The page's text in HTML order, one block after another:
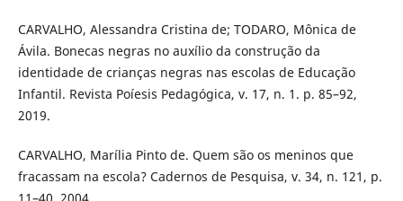
CARVALHO, Alessandra Cristina de; TODARO, Mônica de
Ávila. Bonecas negras no auxílio da construção da
identidade de crianças negras nas escolas de Educação
Infantil. Revista Poíesis Pedagógica, v. 17, n. 1. p. 85–92,
2019.
CARVALHO, Marília Pinto de. Quem são os meninos que
fracassam na escola? Cadernos de Pesquisa, v. 34, n. 121, p.